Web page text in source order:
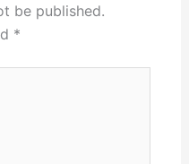
be published.
*